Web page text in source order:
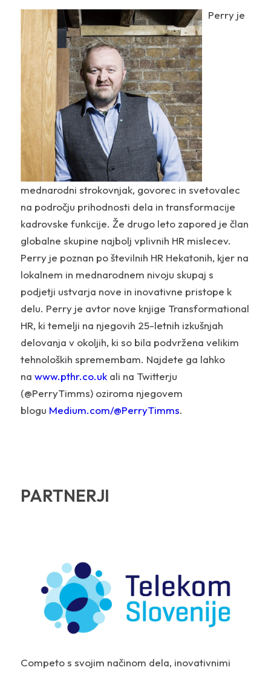
Perry je
mednarodni strokovnjak, govorec in svetovalec
na področju prihodnosti dela in transformacije
kadrovske funkcije. Že drugo leto zapored je član
globalne skupine najbolj vplivnih HR mislecev.
Perry je poznan po številnih HR Hekatonih, kjer na
lokalnem in mednarodnem nivoju skupaj s
podjetji ustvarja nove in inovativne pristope k
delu. Perry je avtor nove knjige Transformational
HR, ki temelji na njegovih 25-letnih izkušnjah
delovanja v okoljih, ki so bila podvržena velikim
tehnoloških spremembam. Najdete ga lahko
na www.pthr.co.ukali na Twitterju
(@PerryTimms) oziroma njegovem
blogu Medium.com/@PerryTimms.
PARTNERJI
Competo s svojim načinom dela, inovativnimi